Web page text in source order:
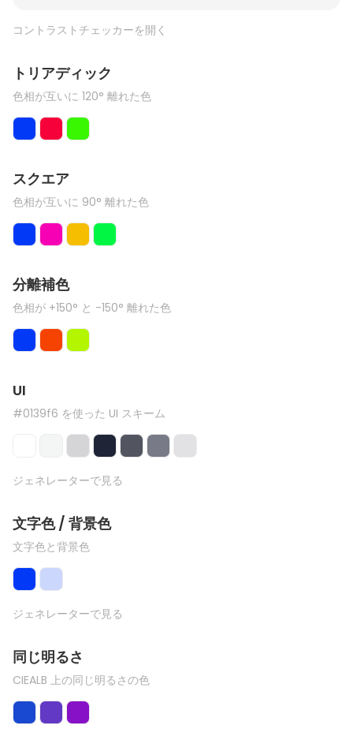
コントラストチェッカーを開く
トリアディック
色相が互いに 120° 離れた色
スクエア
色相が互いに 90° 離れた色
分離補色
色相が +150° と -150° 離れた色
UI
#0139f6 を使った UI スキーム
ジェネレーターで見る
文字色 / 背景色
文字色と背景色
ジェネレーターで見る
同じ明るさ
CIEALB 上の同じ明るさの色